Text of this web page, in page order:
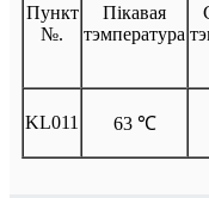
Пункт
№.
Пікавая
тэмпература
KL011 63 ℃